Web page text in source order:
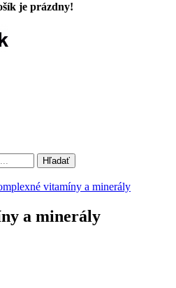
je prázdny!
Hľadať
vitamíny a minerály
a minerály